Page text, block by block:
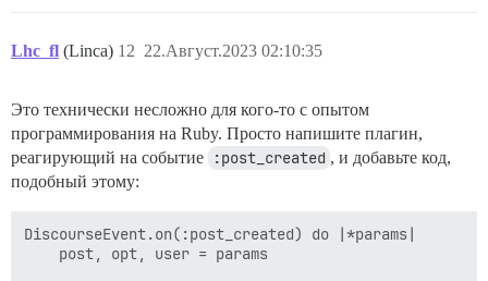
Lhc_fl (Linca) 22.Август.2023 02:10:35
12
Это технически несложно для кого-то с опытом
программирования на Ruby. Просто напишите плагин,
реагирующий на событие
:post_created , и добавьте код,
подобный этому:
DiscourseEvent.on(:post_created) do |*params|
    post, opt, user = params